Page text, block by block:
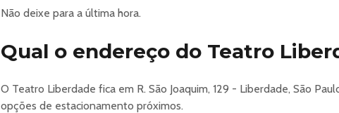
Alvará Aut.: 2019-0.036.722-6
AVCB: 764730
Emissão: 24/04/2025
Validade: 17/04/2027.
https://bileto.sympla.com.br/event/120656
Não deixe para a última hora.
Qual o endereço do Teatro
O Teatro Liberdade fica em R. São Joaquim, 129 - Liberdade, São
opções de estacionamento próximos.